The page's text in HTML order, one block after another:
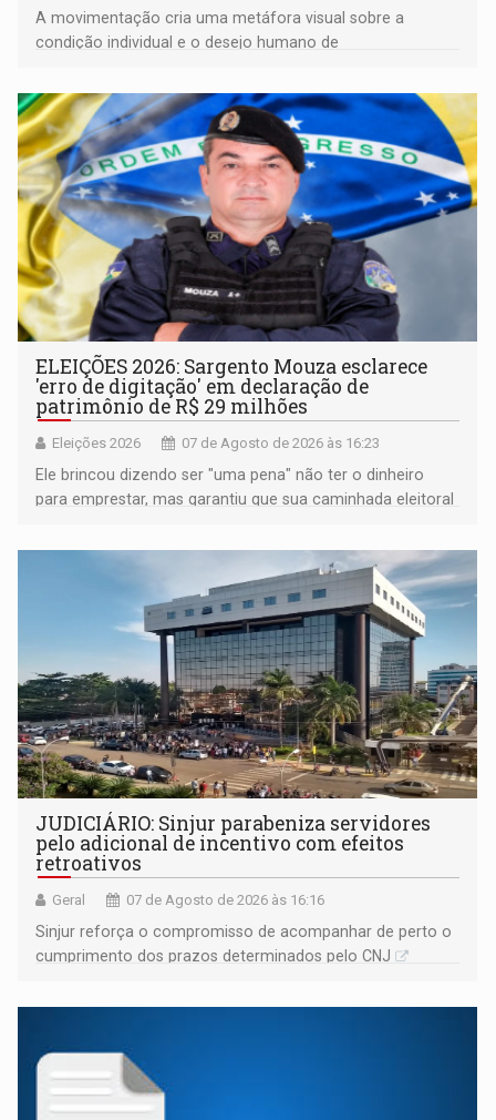
A movimentação cria uma metáfora visual sobre a
condição individual e o desejo humano de
ELEIÇÕES 2026: Sargento Mouza esclarece
'erro de digitação' em declaração de
patrimônio de R$ 29 milhões
Eleições 2026 07 de Agosto de 2026 às 16:23
Ele brincou dizendo ser "uma pena" não ter o dinheiro
para emprestar, mas garantiu que sua caminhada eleitoral
JUDICIÁRIO: Sinjur parabeniza servidores
pelo adicional de incentivo com efeitos
retroativos
Geral 07 de Agosto de 2026 às 16:16
Sinjur reforça o compromisso de acompanhar de perto o
cumprimento dos prazos determinados pelo CNJ